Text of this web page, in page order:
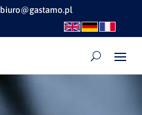
biuro@gastamo.pl